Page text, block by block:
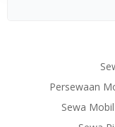
Persewaan
Sewa